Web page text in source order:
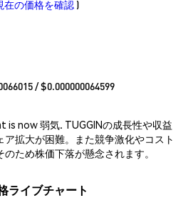
在の価格を確認 )
/ $0.000000064599
now 弱気. TUGGINの成長性や収益
拡大が困難。また競争激化やコスト
ため株価下落が懸念されます。
ライブチャート